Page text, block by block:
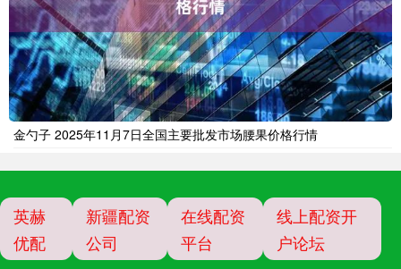
金勺子 2025年11月7日全国主要批发市场腰果价格行情
英赫
优配
新疆配资
公司
在线配资
平台
线上配资开
户论坛